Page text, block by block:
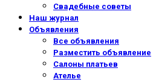
Свадебные советы
Наш журнал
Объявления
Все объявления
Разместить объявление
Салоны платьев
Ателье